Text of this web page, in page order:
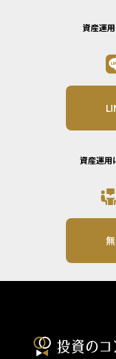
資産運
資産運用